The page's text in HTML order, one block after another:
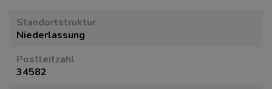
Standortstruktur
Niederlassung
Postleitzahl
34582